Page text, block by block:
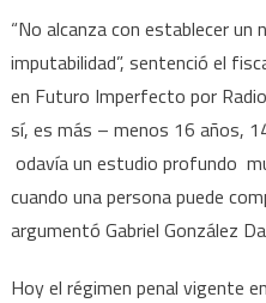
“No alcanza con establecer un
imputabilidad”, sentenció el
en Futuro Imperfecto por
sí, es más – menos 16 años,
odavía un estudio profundo
cuando una persona puede
argumentó Gabriel González
Hoy el régimen penal vigente